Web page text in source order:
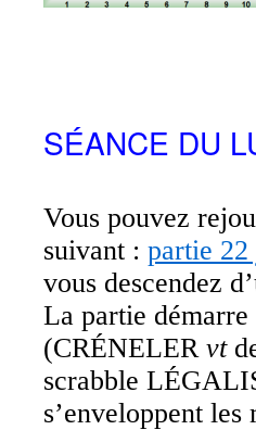
SÉANCE DU
Vous pouvez
suivant : partie
vous descendez
La partie
(CRÉNELER vt
scrabble
s’enveloppent